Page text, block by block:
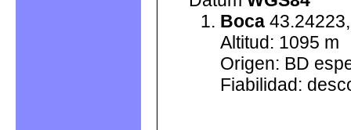
Boca
Altitud: 1095 m
Origen: BD
Fiabilidad: